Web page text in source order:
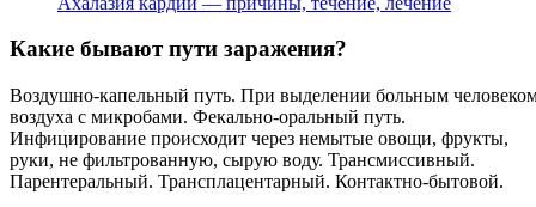
Какие бывают пути заражения?
Воздушно-капельный путь. При выделении больным
воздуха с микробами. Фекально-оральный путь.
Инфицирование происходит через немытые овощи, фрукты,
руки, не фильтрованную, сырую воду. Трансмиссивный.
Парентеральный. Трансплацентарный. Контактно-бытовой.